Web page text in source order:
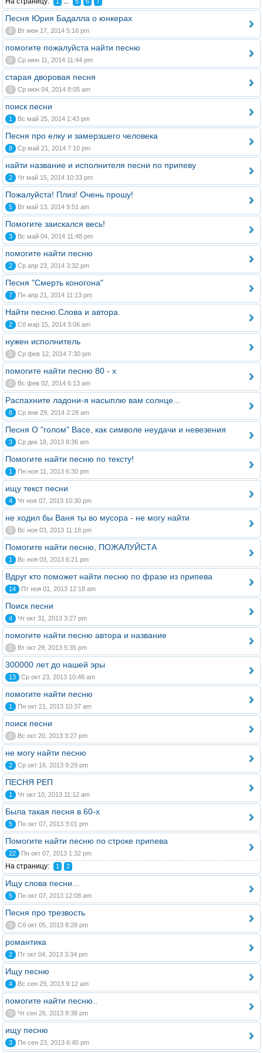
Песня Юрия Бадалла о юнкерах
0 Вт июн 17, 2014 5:16 pm
помогите пожалуйста найти песню
0 Ср июн 11, 2014 11:44 pm
старая дворовая песня
0 Ср июн 04, 2014 8:05 am
поиск песни
1 Вс май 25, 2014 1:43 pm
Песня про елку и замерзшего человека
8 Ср май 21, 2014 7:10 pm
найти название и исполнителя песни по припеву
2 Чт май 15, 2014 10:33 pm
Пожалуйста! Плиз! Очень прошу!
5 Вт май 13, 2014 9:51 am
Помогите заискался весь!
3 Вс май 04, 2014 11:48 pm
помогите найти песню
2 Ср апр 23, 2014 3:32 pm
Песня "Смерть коногона"
7 Пн апр 21, 2014 11:13 pm
Найти песню.Слова и автора.
2 Сб мар 15, 2014 3:06 am
нужен исполнитель
0 Ср фев 12, 2014 7:30 pm
помогите найти песню 80 - х
0 Вс фев 02, 2014 6:13 am
Распахните ладони-я насыплю вам солнце...
8 Ср янв 29, 2014 2:28 am
Песня О "голом" Васе, как символе неудачи и невезения
3 Ср дек 18, 2013 8:36 am
Помогите найти песню по тексту!
1 Пн ноя 11, 2013 6:30 pm
ищу текст песни
4 Чт ноя 07, 2013 10:30 pm
не ходил бы Ваня ты во мусора - не могу найти
0 Вс ноя 03, 2013 11:18 pm
Помогите найти песню, ПОЖАЛУЙСТА
1 Вс ноя 03, 2013 6:21 pm
Вдруг кто поможет найти песню по фразе из припева
14 Пт ноя 01, 2013 12:18 am
Поиск песни
4 Чт окт 31, 2013 3:27 pm
помогите найти песню автора и название
0 Вт окт 29, 2013 5:35 pm
300000 лет до нашей эры
13 Ср окт 23, 2013 10:48 am
помогите найти песню
1 Пн окт 21, 2013 10:37 am
поиск песни
0 Вс окт 20, 2013 3:27 pm
не могу найти песню
2 Ср окт 16, 2013 9:29 pm
ПЕСНЯ РЕП
1 Чт окт 10, 2013 11:12 am
Была такая песня в 60-х
5 Пн окт 07, 2013 3:01 pm
Помогите найти песню по строке припева
22 Пн окт 07, 2013 1:32 pm
На страницу: 1 2
Ищу слова песни...
5 Пн окт 07, 2013 12:08 am
Песня про трезвость
0 Сб окт 05, 2013 8:28 pm
романтика
2 Пт окт 04, 2013 3:34 pm
Ищу песню
4 Вс сен 29, 2013 9:12 am
помогите найти песню..
0 Чт сен 26, 2013 8:38 pm
ищу песню
3 Пн сен 23, 2013 6:45 pm